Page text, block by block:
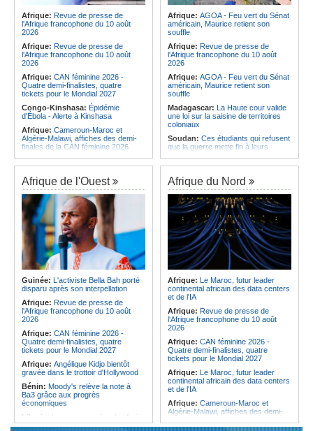
Orient, l'Érythrée opère-t-elle un
retour sur la scène diplomatique?
Cameroun et le Malawi réalisent
l'exploit et rejoignent le dernier carré
Afrique:Le Ghana, l'Égypte, le
Sénégal, le Maroc et l'Afrique du Sud
accueilleront plusieurs compétitions
de la CAF en 2026/27
Afrique: Revue de presse de
l'Afrique francophone du 10 août
2026
Afrique: Revue de presse de
l'Afrique francophone du 10 août
2026
Afrique: CAN féminine 2026 -
Quatre demi-finalistes, quatre
tickets pour le Mondial 2027
Congo-Kinshasa: Épidémie
d'Ébola - Alerte à Kinshasa
Afrique: Cameroun-Maroc et
Algérie-Malawi, affiches des demi-
finales de la CAN féminine 2026
Angola:Une loi sur les «fausses
informations» suscite des craintes
pour la liberté d'expression
Congo-Kinshasa:Ebola - La
majorité des décès surviennent loin
des centres de soins
Gabon:Avec l'accrochage du
drapeau obligatoire, les
commerçants de Libreville craignent
le racket
Congo-Kinshasa:
Après la
libération de 15 détenus, les
divergences persistent entre
Kinshasa et l'AFC/M23
Cameroun:Une épidémie de
choléra touche le nord du pays
Afrique: AGOA - Feu vert du Sénat
américain, Maurice retient son
souffle
Afrique: Revue de presse de
l'Afrique francophone du 10 août
2026
Afrique: AGOA - Feu vert du Sénat
américain, Maurice retient son
souffle
Madagascar: La Haute cour valide
une loi sur la saisine de territoires
coloniaux
Soudan: Ces étudiants qui refusent
que la guerre mette fin à leurs
Afrique:Avec la guerre au Moyen-
Orient, l'Érythrée opère-t-elle un
retour sur la scène diplomatique?
Ile Maurice: Maurice regarde vers
la Maison-Blanche
Ethiopie:Le Parti de la prospérité
placera le bien-être des citoyens au
coeur du prochain programme
quinquennal
Afrique de l'Est:
L'aventurisme
militaire du régime érythréen risque
de replonger la Corne de l'Afrique
dans le conflit
Afrique:
Hamdi et Youssef Slama décrochent
l'or à la Coupe d'Afrique de triathlon
Afrique de l'Ouest
Guinée: L'activiste Bella Bah porté
disparu après son interpellation
Afrique: Revue de presse de
l'Afrique francophone du 10 août
2026
Afrique: CAN féminine 2026 -
Quatre demi-finalistes, quatre
tickets pour le Mondial 2027
Afrique: Angélique Kidjo bientôt
gravée dans le trottoir d'Hollywood
Bénin: Moody's relève la note à
Ba3 grâce aux progrès
économiques
Liberia: Le pays supprime les frais
d'inscription pour l'école primaire
Afrique du Nord
Afrique: Le Maroc, futur leader
continental africain des data centers
et de l'IA
Afrique: Revue de presse de
l'Afrique francophone du 10 août
2026
Afrique: CAN féminine 2026 -
Quatre demi-finalistes, quatre
tickets pour le Mondial 2027
Afrique: Le Maroc, futur leader
continental africain des data centers
et de l'IA
Afrique: Cameroun-Maroc et
Algérie-Malawi, affiches des demi-